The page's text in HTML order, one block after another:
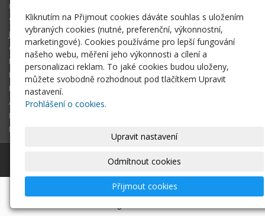
Úvodní stránka
STUDIO
JIHLAVA
eOSOBNOST
ROK INFORMATIKY
MIKULOV
EGOVERNMENT THE BEST
ARCHIV MAGAZÍNU
DOTAZ
REGISTRACE ČTENÁŘE
Magazín Egovernment|Mapa webu
s AI,
Kliknutím na Přijmout cookies dáváte souhlas s uložením
vybraných cookies (nutné, preferenční, výkonnostní,
marketingové). Cookies používáme pro lepší fungování
našeho webu, měření jeho výkonnosti a cílení a
personalizaci reklam. To jaké cookies budou uloženy,
můžete svobodně rozhodnout pod tlačítkem Upravit
nastavení.
Prohlášení o cookies.
Upravit nastavení
Odmítnout cookies
Přijmout cookies